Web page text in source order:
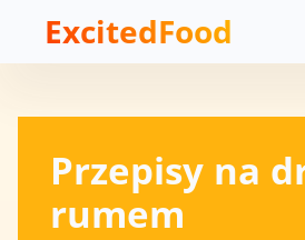
ExcitedFood
Przepisy na
rumem